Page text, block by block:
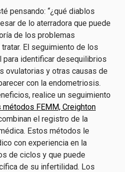
pensando: “¿qué diablos
de lo aterradora que puede
de los problemas
El seguimiento de los
identificar desequilibrios
ovulatorias y otras causas de
con la endometriosis.
realice un seguimiento
métodos FEMM, Creighton
el registro de la
Estos métodos le
con experiencia en la
de ciclos y que puede
de su infertilidad. Los